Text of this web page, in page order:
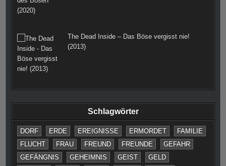
The Dead Inside – Das Böse vergisst nie!
(2013)
Schlagwörter
DORF ERDE EREIGNISSE ERMORDET
FAMILIE
FLUCHT
FRAU FREUND FREUNDE
GEFAHR
GEFÄNGNIS
GEHEIMNIS GEIST
GELD